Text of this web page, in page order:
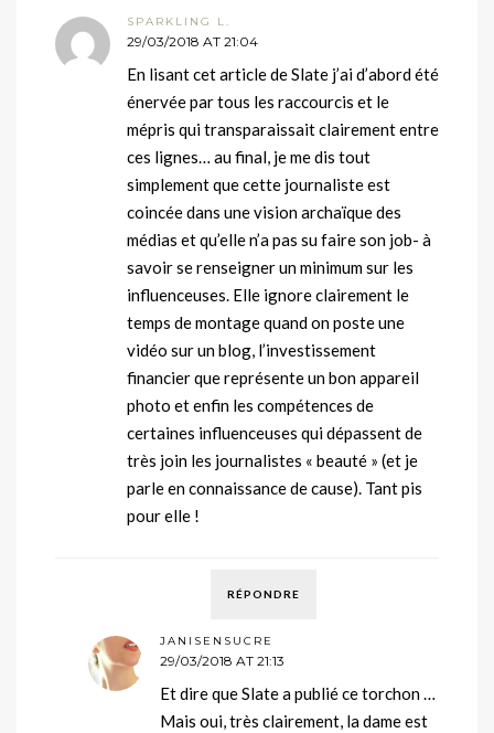
SPARKLING L.
29/03/2018 AT 21:04
En lisant cet article de Slate j’ai d’abord été
énervée par tous les raccourcis et le
mépris qui transparaissait clairement entre
ces lignes… au final, je me dis tout
simplement que cette journaliste est
coincée dans une vision archaïque des
médias et qu’elle n’a pas su faire son job- à
savoir se renseigner un minimum sur les
influenceuses. Elle ignore clairement le
temps de montage quand on poste une
vidéo sur un blog, l’investissement
financier que représente un bon appareil
photo et enfin les compétences de
certaines influenceuses qui dépassent de
très join les journalistes « beauté » (et je
parle en connaissance de cause). Tant pis
pour elle !
RÉPONDRE
JANISENSUCRE
29/03/2018 AT 21:13
Et dire que Slate a publié ce torchon …
Mais oui, très clairement, la dame est